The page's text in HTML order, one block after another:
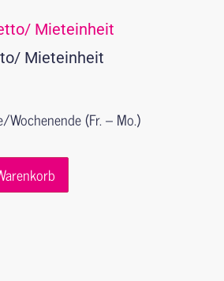
Mieteinheit
Mieteinheit
Wochenende (Fr. – Mo.)